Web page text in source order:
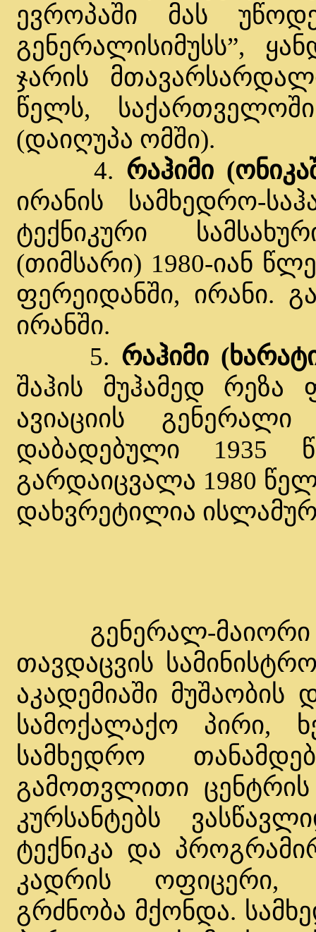
ევროპაში მას
გენერალისიმუსს”,
ჯარის
წელს,
(დაიღუპა ომში).
4. რაჰიმი
ირანის სამხედრო-
ტექნიკური
(თიმსარი) 1980-იან
ფერეიდანში, ირანი.
ირანში.
5. რაჰიმი
შაჰის მუჰამედ რეზა
ავიაციის
დაბადებული 1935
გარდაიცვალა 1980
დახვრეტილია
გენერალ-მაიორი
თავდაცვის
აკადემიაში
სამოქალაქო პირი,
სამხედრო
გამოთვლითი
კურსანტებს
ტექნიკა და
კადრის ოფიცერი,
გრძნობა მქონდა.